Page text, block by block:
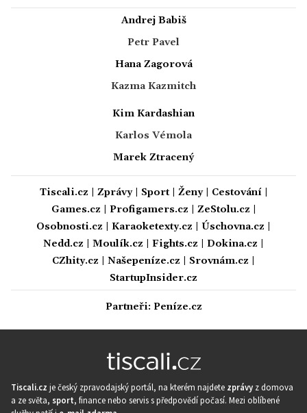
Andrej Babiš
Petr Pavel
Hana Zagorová
Kazma Kazmitch
Kim Kardashian
Karlos Vémola
Marek Ztracený
Tiscali.cz Zprávy| Sport| Ženy| Cestování|
Games.cz
Profigamers.cz ZeStolu.cz
Osobnosti.cz
Karaoketexty.cz Úschovna.cz
Nedd.cz
Moulík.cz Fights.cz Dokina.cz
CZhity.cz
Našepeníze.cz Srovnám.cz
StartupInsider.cz
Partneři: Peníze.cz
Tiscali.cz je český zpravodajský portál, na kterém najdete zprávy z domova
a ze světa, sport, finance nebo servis s předpovědí počasí. Mezi oblíbené